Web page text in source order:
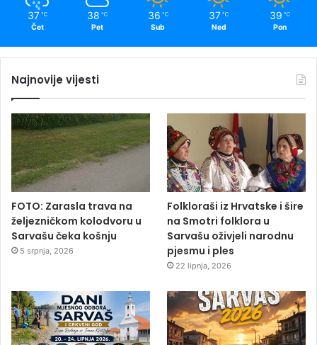
37 ℃
Čet
38 ℃
Pet
36 ℃
Sub
37 ℃
Ned
39 ℃
Pon
Najnovije vijesti
FOTO: Zarasla trava na
željezničkom kolodvoru u
Sarvašu čeka košnju
5 srpnja, 2026
Folkloraši iz Hrvatske i šire
na Smotri folklora u
Sarvašu oživjeli narodnu
pjesmu i ples
22 lipnja, 2026